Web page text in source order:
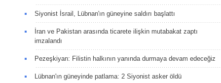
Siyonist İsrail, Lübnan'ın güneyine saldırı başlattı
İran ve Pakistan arasında ticarete ilişkin mutabakat zaptı
imzalandı
Pezeşkiyan: Filistin halkının yanında durmaya devam edeceğiz
Lübnan'ın güneyinde patlama: 2 Siyonist asker öldü